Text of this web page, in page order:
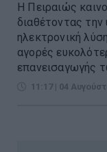
Η Πειραιώς
διαθέτοντας
ηλεκτρονική
αγορές
επανεισαγωγής
11:17 | 04